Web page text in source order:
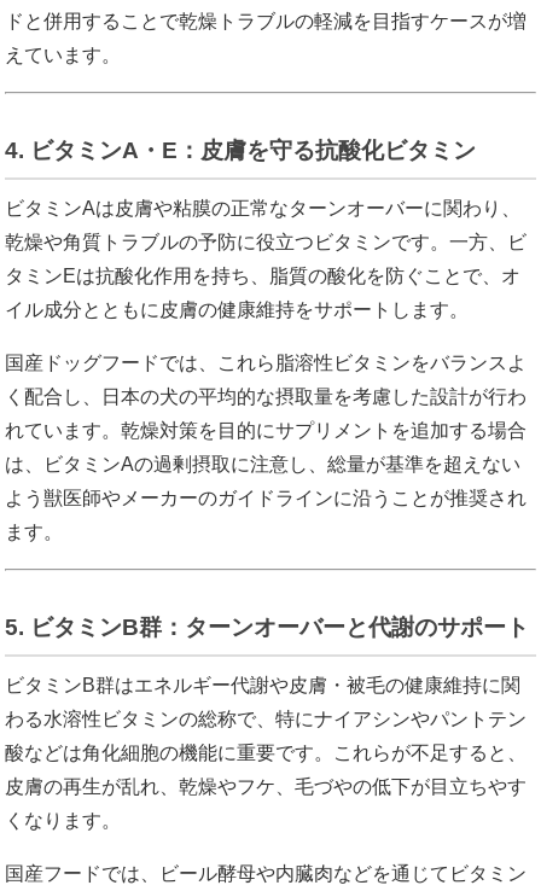
ドと併用することで乾燥トラブルの軽減を目指すケースが増
えています。
4. ビタミンA・E：皮膚を守る抗酸化ビタミン
ビタミンAは皮膚や粘膜の正常なターンオーバーに関わり、
乾燥や角質トラブルの予防に役立つビタミンです。一方、ビ
タミンEは抗酸化作用を持ち、脂質の酸化を防ぐことで、オ
イル成分とともに皮膚の健康維持をサポートします。
国産ドッグフードでは、これら脂溶性ビタミンをバランスよ
く配合し、日本の犬の平均的な摂取量を考慮した設計が行わ
れています。乾燥対策を目的にサプリメントを追加する場合
は、ビタミンAの過剰摂取に注意し、総量が基準を超えない
よう獣医師やメーカーのガイドラインに沿うことが推奨され
ます。
5. ビタミンB群：ターンオーバーと代謝のサポート
ビタミンB群はエネルギー代謝や皮膚・被毛の健康維持に関
わる水溶性ビタミンの総称で、特にナイアシンやパントテン
酸などは角化細胞の機能に重要です。これらが不足すると、
皮膚の再生が乱れ、乾燥やフケ、毛づやの低下が目立ちやす
くなります。
国産フードでは、ビール酵母や内臓肉などを通じてビタミン